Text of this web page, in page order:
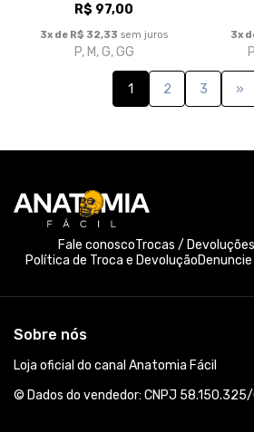
R$ 97,00
3x de R$ 32,33 sem juros
P, M, G, GG
3x
1 2 3 »
Fale conoscoTrocas / Devoluções
Política de Troca e Devolução
Sobre nós
Loja oficial do canal Anatomia Fácil
© Dados do vendedor: CNPJ